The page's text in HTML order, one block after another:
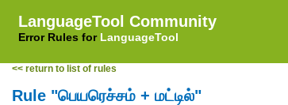
LanguageTool Community
Error Rules for LanguageTool
<< return to list of rules
Rule "பெயரெச்சம் + மட்டில்"